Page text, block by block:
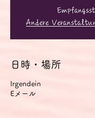
Andere
日時・場所
Irgendein
Eメール